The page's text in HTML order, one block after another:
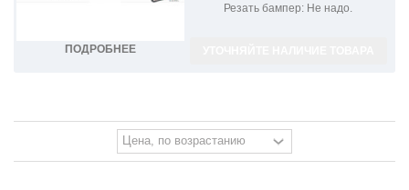
ПОДРОБНЕЕ
Резать бампер: Не надо.